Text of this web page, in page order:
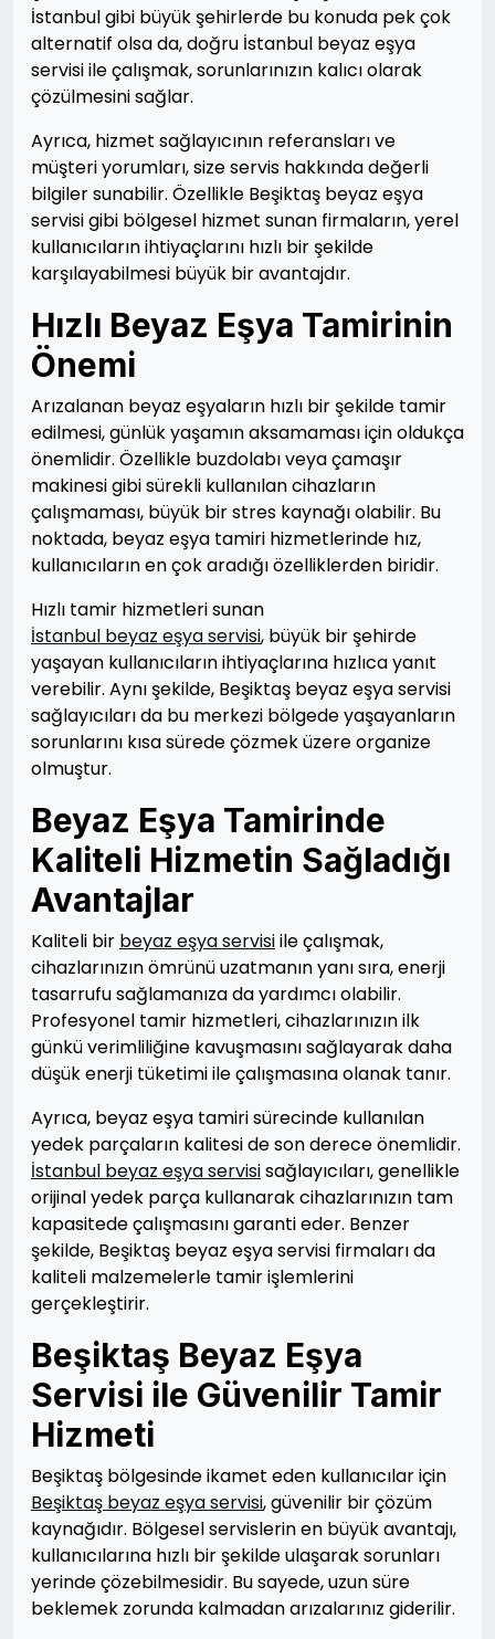
İstanbul gibi büyük şehirlerde bu konuda pek çok
alternatif olsa da, doğru İstanbul beyaz eşya
servisi ile çalışmak, sorunlarınızın kalıcı olarak
çözülmesini sağlar.
Ayrıca, hizmet sağlayıcının referansları ve
müşteri yorumları, size servis hakkında değerli
bilgiler sunabilir. Özellikle Beşiktaş beyaz eşya
servisi gibi bölgesel hizmet sunan firmaların, yerel
kullanıcıların ihtiyaçlarını hızlı bir şekilde
karşılayabilmesi büyük bir avantajdır.
Hızlı Beyaz Eşya Tamirinin
Önemi
Arızalanan beyaz eşyaların hızlı bir şekilde tamir
edilmesi, günlük yaşamın aksamaması için oldukça
önemlidir. Özellikle buzdolabı veya çamaşır
makinesi gibi sürekli kullanılan cihazların
çalışmaması, büyük bir stres kaynağı olabilir. Bu
noktada, beyaz eşya tamiri hizmetlerinde hız,
kullanıcıların en çok aradığı özelliklerden biridir.
Hızlı tamir hizmetleri sunan
İstanbul beyaz eşya servisi, büyük bir şehirde
yaşayan kullanıcıların ihtiyaçlarına hızlıca yanıt
verebilir. Aynı şekilde, Beşiktaş beyaz eşya servisi
sağlayıcıları da bu merkezi bölgede yaşayanların
sorunlarını kısa sürede çözmek üzere organize
olmuştur.
Beyaz Eşya Tamirinde
Kaliteli Hizmetin Sağladığı
Avantajlar
Kaliteli bir beyaz eşya servisiile çalışmak,
cihazlarınızın ömrünü uzatmanın yanı sıra, enerji
tasarrufu sağlamanıza da yardımcı olabilir.
Profesyonel tamir hizmetleri, cihazlarınızın ilk
günkü verimliliğine kavuşmasını sağlayarak daha
düşük enerji tüketimi ile çalışmasına olanak tanır.
Ayrıca, beyaz eşya tamiri sürecinde kullanılan
yedek parçaların kalitesi de son derece önemlidir.
İstanbul beyaz eşya servisisağlayıcıları, genellikle
orijinal yedek parça kullanarak cihazlarınızın tam
kapasitede çalışmasını garanti eder. Benzer
şekilde, Beşiktaş beyaz eşya servisi firmaları da
kaliteli malzemelerle tamir işlemlerini
gerçekleştirir.
Beşiktaş Beyaz Eşya
Servisi ile Güvenilir Tamir
Hizmeti
Beşiktaş bölgesinde ikamet eden kullanıcılar için
Beşiktaş beyaz eşya servisi, güvenilir bir çözüm
kaynağıdır. Bölgesel servislerin en büyük avantajı,
kullanıcılarına hızlı bir şekilde ulaşarak sorunları
yerinde çözebilmesidir. Bu sayede, uzun süre
beklemek zorunda kalmadan arızalarınız giderilir.